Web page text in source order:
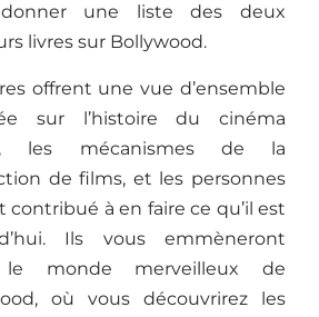
une liste des deux
livres sur Bollywood.
offrent une vue d’ensemble
sur l’histoire du cinéma
les mécanismes de la
de films, et les personnes
contribué à en faire ce qu’il est
Ils vous emmèneront
monde merveilleux de
où vous découvrirez les